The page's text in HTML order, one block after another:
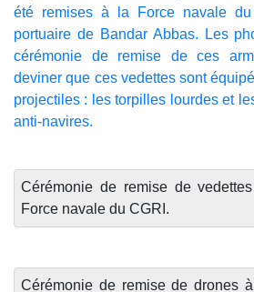
été remises à la Force navale
portuaire de Bandar Abbas. Les
cérémonie de remise de ces
deviner que ces vedettes sont
projectiles : les torpilles lourdes et
anti-navires.
Cérémonie de remise de
Force navale du CGRI.
Cérémonie de remise de drones